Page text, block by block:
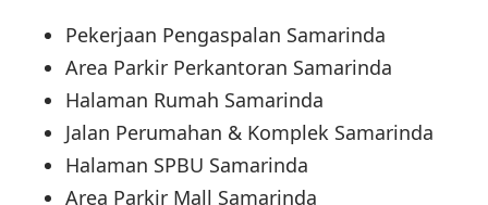
Pekerjaan Pengaspalan Samarinda
Area Parkir Perkantoran Samarinda
Halaman Rumah Samarinda
Jalan Perumahan & Komplek Samarinda
Halaman SPBU Samarinda
Area Parkir Mall Samarinda